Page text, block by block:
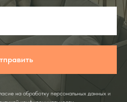
на обработку персональных данных и